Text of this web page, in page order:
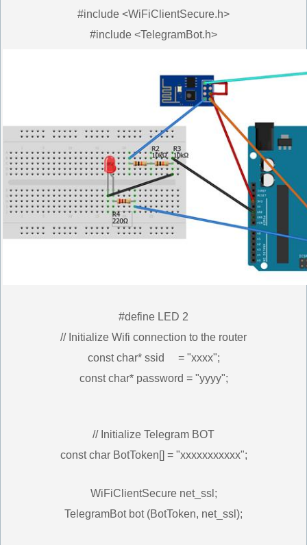
#include <WiFiClientSecure.h>
#include <TelegramBot.h>
#define LED 2
// Initialize Wifi connection to the router
const char* ssid = "xxxx";
const char* password = "yyyy";
// Initialize Telegram BOT
const char BotToken[] = "xxxxxxxxxxx";
WiFiClientSecure net_ssl;
TelegramBot bot (BotToken, net_ssl);